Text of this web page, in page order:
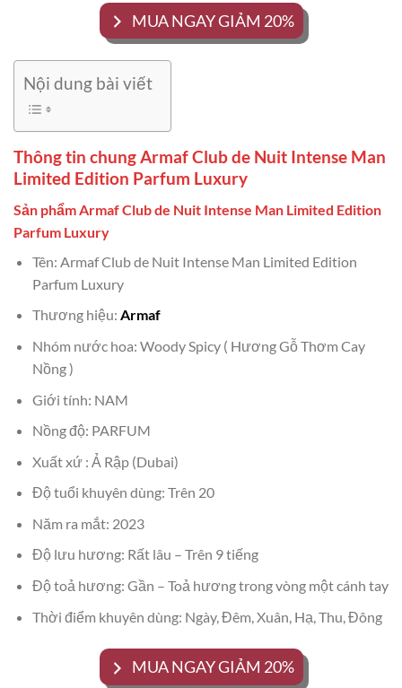
MUA NGAY GIẢM 20%
Nội dung bài viết
Thông tin chung Armaf Club de Nuit Intense Man
Limited Edition Parfum Luxury
Sản phẩm Armaf Club de Nuit Intense Man Limited Edition
Parfum Luxury
Tên: Armaf Club de Nuit Intense Man Limited Edition
Parfum Luxury
Thương hiệu: Armaf
Nhóm nước hoa: Woody Spicy ( Hương Gỗ Thơm Cay
Nồng )
Giới tính: NAM
Nồng độ: PARFUM
Xuất xứ : Ả Rập (Dubai)
Độ tuổi khuyên dùng: Trên 20
Năm ra mắt: 2023
Độ lưu hương: Rất lâu – Trên 9 tiếng
Độ toả hương: Gần – Toả hương trong vòng một cánh tay
Thời điểm khuyên dùng: Ngày, Đêm, Xuân, Hạ, Thu, Đông
MUA NGAY GIẢM 20%